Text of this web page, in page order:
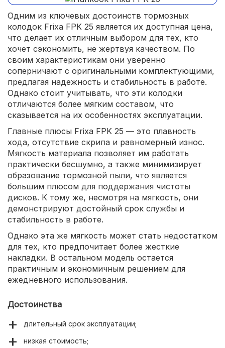
Одним из ключевых достоинств тормозных
колодок Frixa FPK 25 является их доступная цена,
что делает их отличным выбором для тех, кто
хочет сэкономить, не жертвуя качеством. По
своим характеристикам они уверенно
соперничают с оригинальными комплектующими,
предлагая надежность и стабильность в работе.
Однако стоит учитывать, что эти колодки
отличаются более мягким составом, что
сказывается на их особенностях эксплуатации.
Главные плюсы Frixa FPK 25 — это плавность
хода, отсутствие скрипа и равномерный износ.
Мягкость материала позволяет им работать
практически бесшумно, а также минимизирует
образование тормозной пыли, что является
большим плюсом для поддержания чистоты
дисков. К тому же, несмотря на мягкость, они
демонстрируют достойный срок службы и
стабильность в работе.
Однако эта же мягкость может стать недостатком
для тех, кто предпочитает более жесткие
накладки. В остальном модель остается
практичным и экономичным решением для
ежедневного использования.
Достоинства
длительный срок эксплуатации;
низкая стоимость;